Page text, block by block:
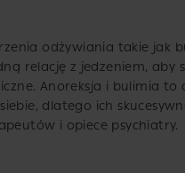
odżywiania takie jak
relację z jedzeniem, aby
Anoreksja i bulimia
dlatego ich
i opiece psychiatry.